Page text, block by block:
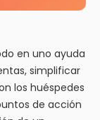
en uno ayuda
simplificar
los huéspedes
de acción